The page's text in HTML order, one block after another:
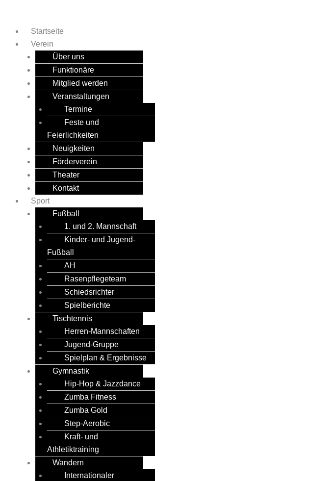
Startseite
Verein
Über uns
Funktionäre
Mitglied werden
Veranstaltungen
Termine
Feste und
Feierlichkeiten
Neuigkeiten
Förderverein
Theater
Kontakt
Sport
Fußball
1. und 2. Mannschaft
Kinder- und Jugend-
Fußball
AH
Rasenpflegeteam
Schiedsrichter
Spielberichte
Tischtennis
Herren-Mannschaften
Jugend-Gruppe
Spielplan & Ergebnisse
Gymnastik
Hip-Hop & Jazzdance
Zumba Fitness
Zumba Gold
Step-Aerobic
Kraft- und
Athletiktraining
Wandern
Internationaler